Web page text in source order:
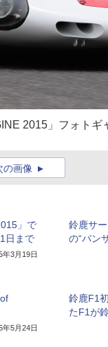
2015」フォトギ
の画像
」で
日まで
年3月19日
鈴鹿サ
の“バン
年5月24日
鈴鹿F1
たF1が